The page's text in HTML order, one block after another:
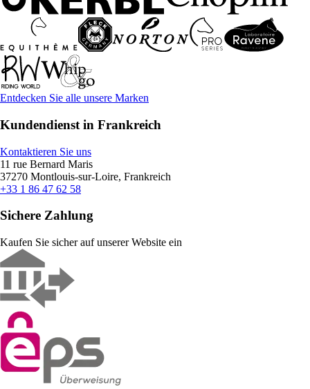
Entdecken Sie alle unsere Marken
Kundendienst in Frankreich
Kontaktieren Sie uns
11 rue Bernard Maris
37270 Montlouis-sur-Loire, Frankreich
+33 1 86 47 62 58
Sichere Zahlung
Kaufen Sie sicher auf unserer Website ein